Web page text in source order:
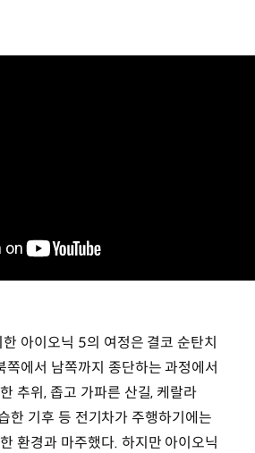
아이오닉 5의 여정은 결코 순탄치
쪽에서 남쪽까지 종단하는 과정에서
추위, 좁고 가파른 산길, 케랄라
한 기후 등 전기차가 주행하기에는
환경과 마주했다. 하지만 아이오닉